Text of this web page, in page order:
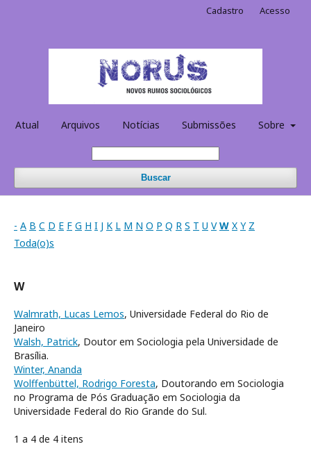
Atual Arquivos Notícias Submissões Sobre
Buscar
Cadastro Acesso
- A B C D E F G H I J K L M N O P Q R S T U V W X Y Z
Toda(o)s
W
Walmrath, Lucas Lemos, Universidade Federal do Rio de
Janeiro
Walsh, Patrick, Doutor em Sociologia pela Universidade de
Brasília.
Winter, Ananda
Wolffenbüttel, Rodrigo Foresta, Doutorando em Sociologia
no Programa de Pós Graduação em Sociologia da
Universidade Federal do Rio Grande do Sul.
1 a 4 de 4 itens